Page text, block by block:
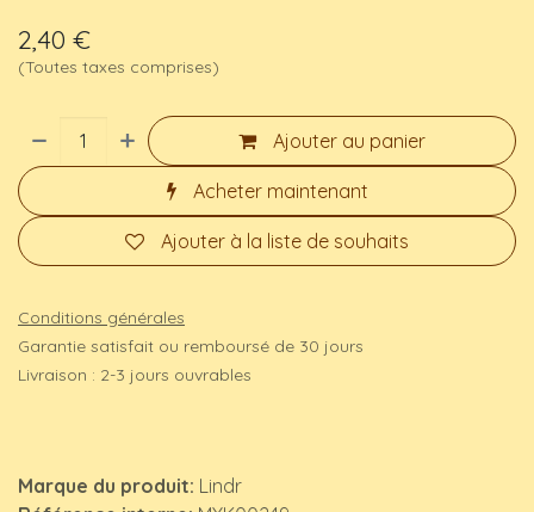
2,40 €
(Toutes taxes comprises)
Ajouter au panier
Acheter maintenant
Ajouter à la liste de souhaits
Conditions générales
Garantie satisfait ou remboursé de 30 jours
Livraison : 2-3 jours ouvrables
Marque du produit: Lindr